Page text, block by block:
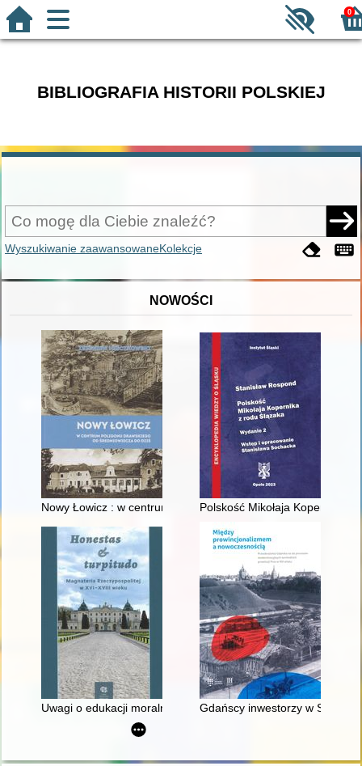
0
BIBLIOGRAFIA HISTORII POLSKIEJ
Wyszukiwanie zaawansowaneKolekcje
NOWOŚCI
Nowy Łowicz : w centrum poligonu drawskiego od
Polskość Mikołaja Kopernika z
Uwagi o edukacji moralnej synów szlacheckich w XVI-
Gdańscy inwestorzy w